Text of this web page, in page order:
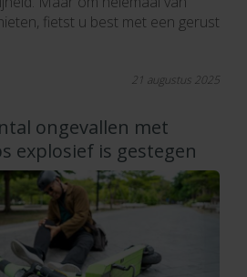
fietst u best met een gerust
21 augustus 2025
ongevallen met
explosief is gestegen